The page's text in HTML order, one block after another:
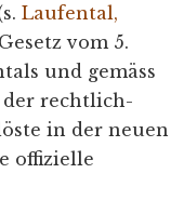
Laufental,
vom 5.
und gemäss
der rechtlich-
in der neuen
offizielle